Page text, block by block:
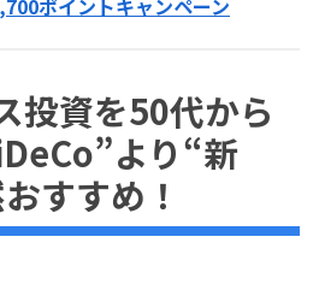
ポイントキャンペーン
投資を50代から
より“新
すすめ！